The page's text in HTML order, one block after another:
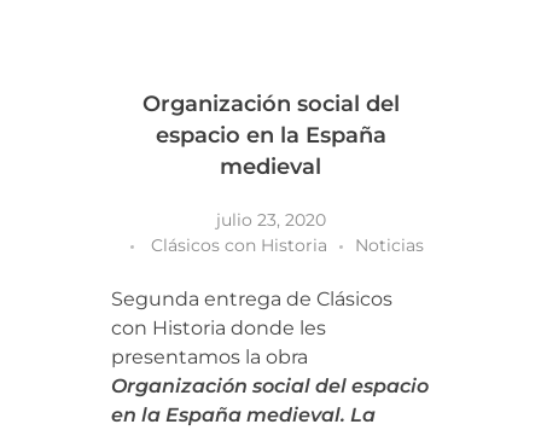
Organización social del
espacio en la España
medieval
julio 23, 2020
Clásicos con Historia
Noticias
Segunda entrega de Clásicos
con Historia donde les
presentamos la obra
Organización social del espacio
en la España medieval. La